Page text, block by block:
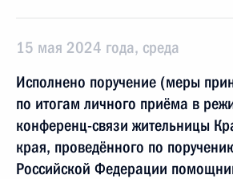
15 мая 2024 года, среда
Исполнено поручение (меры
по итогам личного приёма в
конференц-связи жительницы
края, проведённого по
Российской Федерации